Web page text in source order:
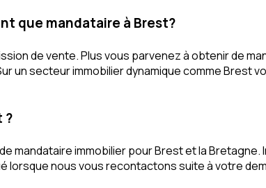
que mandataire à Brest?
de vente. Plus vous parvenez à obtenir de
un secteur immobilier dynamique comme Brest
?
mandataire immobilier pour Brest et la
lorsque nous vous recontactons suite à votre